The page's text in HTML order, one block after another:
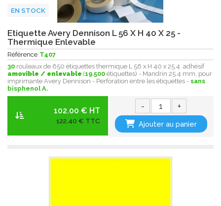
EN STOCK
Etiquette Avery Dennison L 56 X H 40 X 25 -
Thermique Enlevable
Référence T407
30 rouleaux de 650 étiquettes thermique L 56 x H 40 x 25.4 adhésif
amovible / enlevable (19.500 étiquettes) - Mandrin 25.4 mm, pour
imprimante Avery Dennison - Perforation entre les étiquettes - sans
bisphenol A.
102.00 € HT
122,40 € TTC
- +
Ajouter au panier